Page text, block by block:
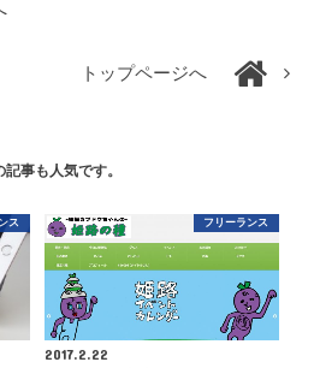
トップページへ
記事も人気です。
ス フリーランス
2017.2.22